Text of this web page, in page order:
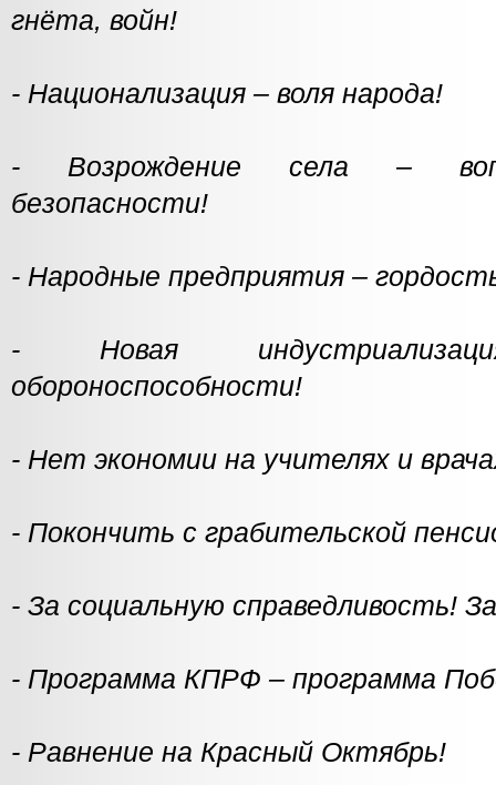
гнёта, войн!
- Национализация – воля народа!
- Возрождение села –
безопасности!
- Народные предприятия –
- Новая
обороноспособности!
- Нет экономии на учителях и
- Покончить с грабительской
- За социальную справедливость!
- Программа КПРФ – программа
- Равнение на Красный Октябрь!